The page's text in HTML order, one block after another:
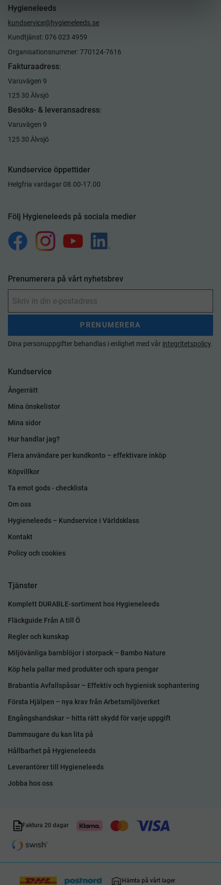
Hygieneleeds
kundservice@hygieneleeds.se
Kundtjänst: 076 023 4959
Organisationsnummer: 770124-7616
Fakturaadress:
Varuvägen 9
125 30 Älvsjö
Besöks- & leveransadress:
Varuvägen 9
125 30 Älvsjö
Kundservice öppettider
Helgfria vardagar 08.00-17.00
Följ Hygieneleeds på sociala medier
Prenumerera på vårt nyhetsbrev
PRENUMERERA
Dina personuppgifter behandlas i enlighet med vår integritetspolicy.
Kundservice
Ångerrätt
Mina önskelistor
Mina sidor
Hur handlar jag?
Flera användare per kundkonto – effektivare inköp
Köpvillkor
Ta emot gods - checklista
Om oss
Hygieneleeds – Kundservice i Världsklass
Kontakt
Policy och cookies
Tjänster
Komplett DURABLE-sortiment hos Hygieneleeds
Fläckguide Från A till Ö
Regler och kunskap
Miljövänliga barnblöjor i storpack – Bambo Nature
Köp hela pallar med produkter och spara pengar
Brabantia Avfallspåsar – Effektiv och hygienisk sophantering
Första Hjälpen – nya krav från Arbetsmiljöverket
Engångshandskar – hitta rätt skydd för varje uppgift
Dammsugare du kan lita på
Hållbarhet på Hygieneleeds
Leverantörer till Hygieneleeds
Jobba hos oss
Faktura 20 dagar
Hämta på vårt lager